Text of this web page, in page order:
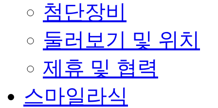
첨단장비
둘러보기 및 위치
제휴 및 협력
스마일라식